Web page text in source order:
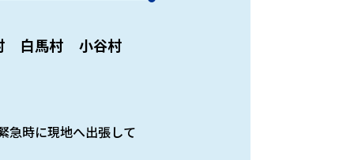
白馬村 小谷村
急時に現地へ出張して